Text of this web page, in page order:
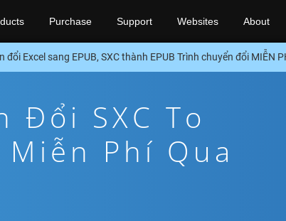
Purchase Support Websites About
đổi Excel sang EPUB, SXC thành EPUB Trình chuyển đổi MIỄN
Đổi SXC To
Miễn Phí Qua